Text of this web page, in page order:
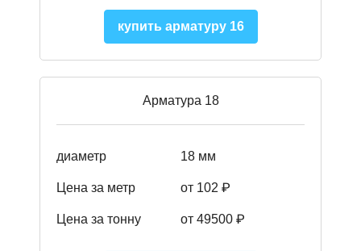
купить арматуру 16
Арматура 18
диаметр 18 мм
Цена за метр от 102 ₽
Цена за тонну от 49500 ₽